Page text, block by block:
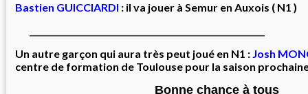
Bastien GUICCIARDI : il va jouer à Semur en Auxois ( N1 )
Un autre garçon qui aura très peut joué en N1 : Josh
centre de formation de Toulouse pour la saison
Bonne chance à tous